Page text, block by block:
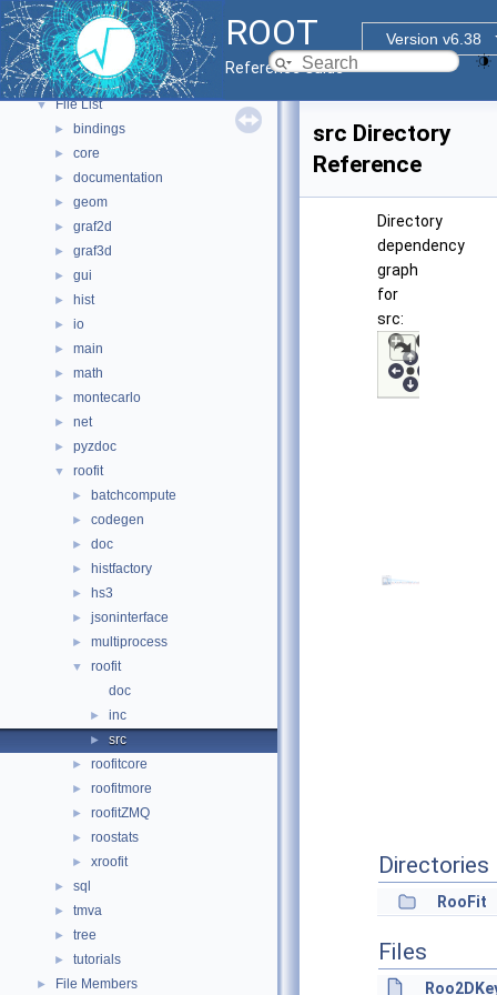
ROOT
Version v6.38
Reference Guide
► Functional Parts
► Namespaces
► All Classes
▼ Files
▼ File List
► bindings
► core
► documentation
► geom
► graf2d
► graf3d
► gui
► hist
► io
► main
► math
► montecarlo
► net
► pyzdoc
▼ roofit
► batchcompute
► codegen
► doc
► histfactory
► hs3
► jsoninterface
► multiprocess
▼
roofit
doc
► inc
► src
► roofitcore
► roofitmore
► roofitZMQ
► roostats
► xroofit
► sql
► tmva
► tree
► tutorials
► File Members
src Directory
Reference
Directory
dependency
graph
for
src:
Directories
RooFit
Files